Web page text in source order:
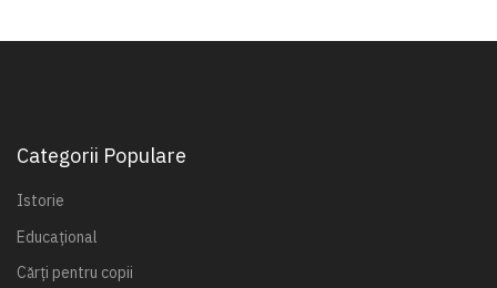
Categorii Populare
Istorie
Educațional
Cărți pentru copii